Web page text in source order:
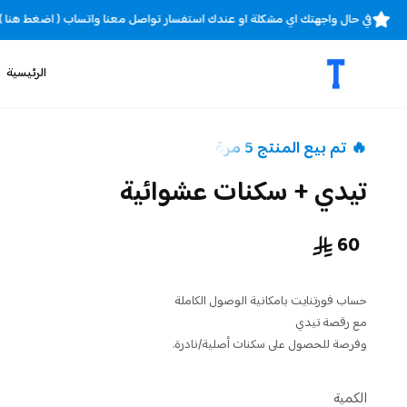
في حال واجهتك اي مشكلة او عندك استفسار تواصل معنا واتساب ( اضغط
الرئيسية
🔥 تم بيع المنتج 5 مرة
تيدي + سكنات عشوائية
60
حساب فورتنايت بامكانية الوصول الكاملة
مع رقصة تيدي
وفرصة للحصول على سكنات أصلية/نادرة.
الكمية